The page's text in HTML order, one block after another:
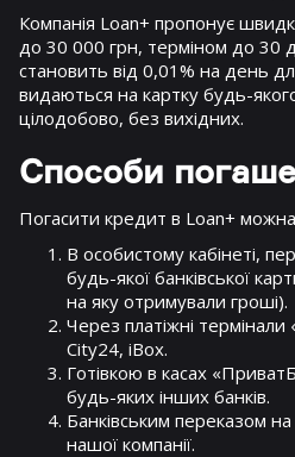
Компанія Loan+ пропонує
до 30 000 грн, терміном до 30
становить від 0,01% на день
видаються на картку будь-
цілодобово, без вихідних.
Способи
Погасити кредит в Loan+
В особистому кабінеті,
будь-якої банківської
на яку отримували гроші).
Через платіжні
City24, iBox.
Готівкою в касах
будь-яких інших банків.
Банківським переказом
нашої компанії.